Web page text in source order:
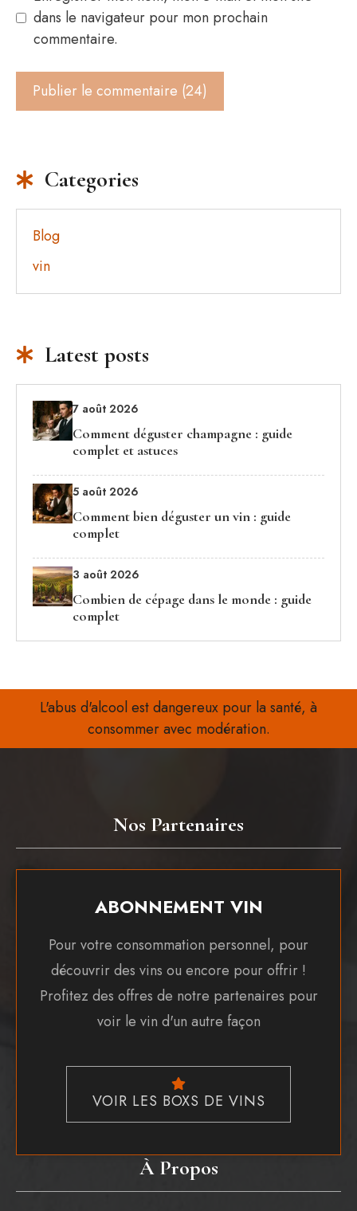
dans le navigateur pour mon prochain
commentaire.
Categories
Blog
vin
Latest posts
7 août 2026
Comment déguster champagne : guide
complet et astuces
5 août 2026
Comment bien déguster un vin : guide
complet
3 août 2026
Combien de cépage dans le monde : guide
complet
L'abus d'alcool est dangereux pour la santé, à
consommer avec modération.
À Propos
Nos Partenaires
ABONNEMENT VIN
Pour votre consommation personnel, pour
découvrir des vins ou encore pour offrir !
Profitez des offres de notre partenaires pour
voir le vin d'un autre façon
VOIR LES BOXS DE VINS